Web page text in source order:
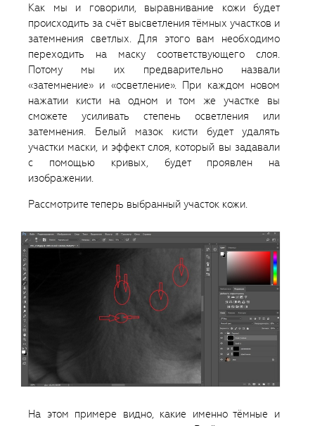
Как мы и говорили, выравнивание кожи будет
происходить за счёт высветления тёмных участков и
затемнения светлых. Для этого вам необходимо
переходить на маску соответствующего слоя.
Потому мы их предварительно назвали
«затемнение» и «осветление». При каждом новом
нажатии кисти на одном и том же участке вы
сможете усиливать степень осветления или
затемнения. Белый мазок кисти будет удалять
участки маски, и эффект слоя, который вы задавали
с помощью кривых, будет проявлен на
изображении.
Рассмотрите теперь выбранный участок кожи.
На этом примере видно, какие именно тёмные и